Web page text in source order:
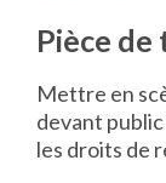
Pièce
Mettre en
devant
les droits de